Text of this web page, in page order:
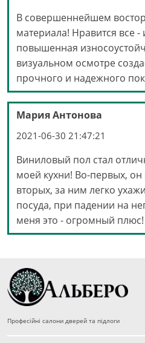
В совершеннейшем
материала! Нравится все -
повышенная
визуальном осмотре
прочного и надежного
Мария Антонова
2021-06-30 21:47:21
Виниловый пол стал
моей кухни! Во-первых,
вторых, за ним легко
посуда, при падении на
меня это - огромный плюс!
Професійні салони дверей та підлоги